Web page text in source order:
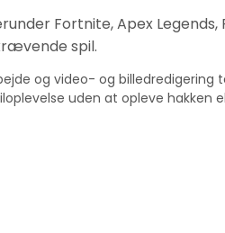
Fortnite, Apex Legends,
spil.
og video- og
uden at opleve hakken